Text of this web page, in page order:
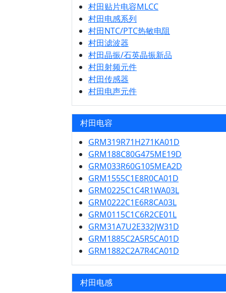
村田贴片电容MLCC
村田电感系列
村田NTC/PTC热敏电阻
村田滤波器
村田晶振/石英晶振新品
村田射频元件
村田传感器
村田电声元件
村田电容
GRM319R71H271KA01D
GRM188C80G475ME19D
GRM033R60G105MEA2D
GRM1555C1E8R0CA01D
GRM0225C1C4R1WA03L
GRM0222C1E6R8CA03L
GRM0115C1C6R2CE01L
GRM31A7U2E332JW31D
GRM1885C2A5R5CA01D
GRM1882C2A7R4CA01D
村田电感